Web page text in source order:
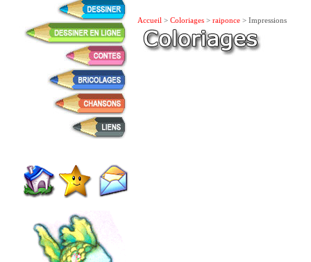
Accueil > Coloriages > raiponce > Impressions